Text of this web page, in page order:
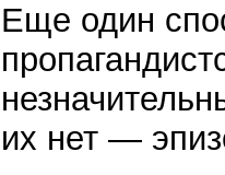
Еще один
их нет —